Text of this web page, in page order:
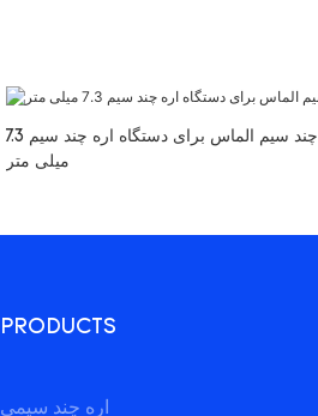
اره چند سیم الماس برای دستگاه اره چند سیم 7.3
میلی متر
PRODUCTS